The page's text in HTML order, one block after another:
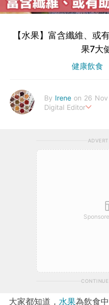
【水果】富含纖維、
果7大
健康飲食
By Irene on 26
Digital Editor
大家都知道， 水果為飲食